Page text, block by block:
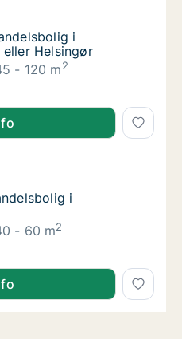
i Storkøbenhavn
i Storkøbenhavn
i
Helsingør
- 120 m2
i Storkøbenhavn
i Storkøbenhavn eller
i Storkøbenhavn
i Storkøbenhavn
i
- 60 m2
i Storkøbenhavn
i Storkøbenhavn